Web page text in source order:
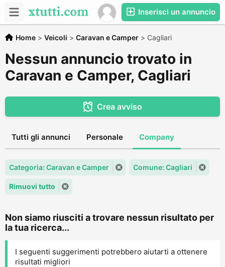
Inserisci un annuncio
Home > Veicoli > Caravan e Camper > Cagliari
Nessun annuncio trovato in
Caravan e Camper, Cagliari
Crea avviso
Tutti gli annunci Personale Company
Categoria: Caravan e Camper Comune: Cagliari
Rimuovi tutto
Non siamo riusciti a trovare nessun risultato per
la tua ricerca...
I seguenti suggerimenti potrebbero aiutarti a ottenere
risultati migliori